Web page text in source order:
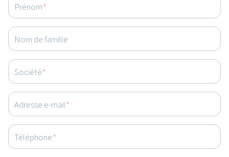
Prénom*
Nom de famille
Société*
Adresse e-mail*
Téléphone*